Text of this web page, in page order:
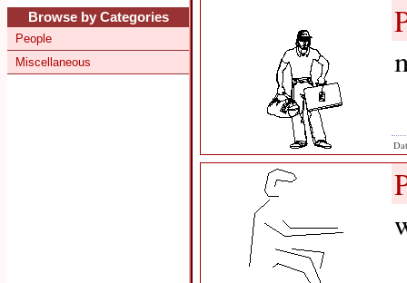
Browse by Categories
People
Miscellaneous